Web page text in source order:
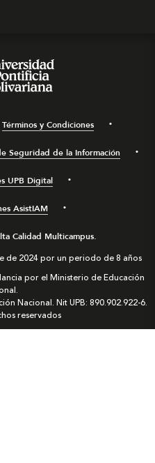
Términos y Condiciones
Seguridad de la Información
UPB Digital
AsistIAM
Calidad Multicampus.
de 2024 por un periodo de 8 años
por el Ministerio de Educación
Nacional. Nit UPB: 890.902.922-6.
reservados